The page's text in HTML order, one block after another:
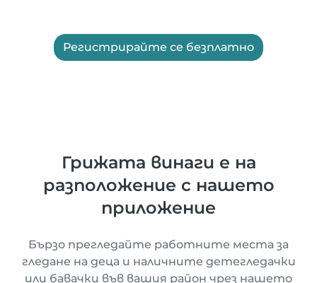
Регистрирайте се безплатно
Грижата винаги е на
разположение с нашето
приложение
Бързо прегледайте работните места за
гледане на деца и наличните детегледачки
или бавачки във вашия район чрез нашето